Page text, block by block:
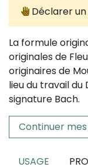
Déclarer
La formule
originales de
originaires de
lieu du travail du
signature Bach.
Continuer
USAGE